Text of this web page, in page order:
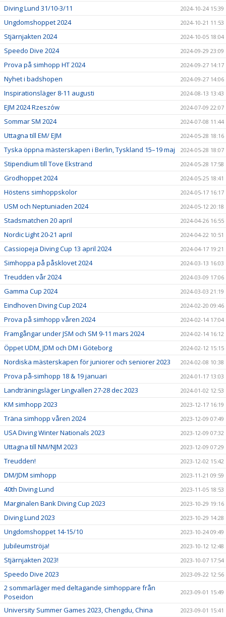
Diving Lund 31/10-3/11 2024-10-24 15:39
Ungdomshoppet 2024 2024-10-21 11:53
Stjärnjakten 2024 2024-10-05 18:04
Speedo Dive 2024 2024-09-29 23:09
Prova på simhopp HT 2024 2024-09-27 14:17
Nyhet i badshopen 2024-09-27 14:06
Inspirationsläger 8-11 augusti 2024-08-13 13:43
EJM 2024 Rzeszów 2024-07-09 22:07
Sommar SM 2024 2024-07-08 11:44
Uttagna till EM/ EJM 2024-05-28 18:16
Tyska öppna mästerskapen i Berlin, Tyskland 15–19 maj 2024-05-28 18:07
Stipendium till Tove Ekstrand 2024-05-28 17:58
Grodhoppet 2024 2024-05-25 18:41
Höstens simhoppskolor 2024-05-17 16:17
USM och Neptuniaden 2024 2024-05-12 20:18
Stadsmatchen 20 april 2024-04-26 16:55
Nordic Light 20-21 april 2024-04-22 10:51
Cassiopeja Diving Cup 13 april 2024 2024-04-17 19:21
Simhoppa på påsklovet 2024 2024-03-13 16:03
Treudden vår 2024 2024-03-09 17:06
Gamma Cup 2024 2024-03-03 21:19
Eindhoven Diving Cup 2024 2024-02-20 09:46
Prova på simhopp våren 2024 2024-02-14 17:04
Framgångar under JSM och SM 9-11 mars 2024 2024-02-14 16:12
Öppet UDM, JDM och DM i Göteborg 2024-02-12 15:15
Nordiska mästerskapen för juniorer och seniorer 2023 2024-02-08 10:38
Prova på-simhopp 18 & 19 januari 2024-01-17 13:03
Landträningsläger Lingvallen 27-28 dec 2023 2024-01-02 12:53
KM simhopp 2023 2023-12-17 16:19
Träna simhopp våren 2024 2023-12-09 07:49
USA Diving Winter Nationals 2023 2023-12-09 07:32
Uttagna till NM/NJM 2023 2023-12-09 07:29
Treudden! 2023-12-02 15:42
DM/JDM simhopp 2023-11-21 09:59
40th Diving Lund 2023-11-05 18:53
Marginalen Bank Diving Cup 2023 2023-10-29 19:16
Diving Lund 2023 2023-10-29 14:28
Ungdomshoppet 14-15/10 2023-10-24 09:49
Jubileumströja! 2023-10-12 12:48
Stjärnjakten 2023! 2023-10-07 17:54
Speedo Dive 2023 2023-09-22 12:56
2 sommarläger med deltagande simhoppare från
Poseidon
2023-09-01 15:49
University Summer Games 2023, Chengdu, China 2023-09-01 15:41